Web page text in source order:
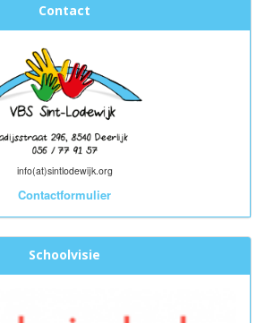
Contact
info(at)sintlodewijk.org
Contactformulier
Schoolvisie